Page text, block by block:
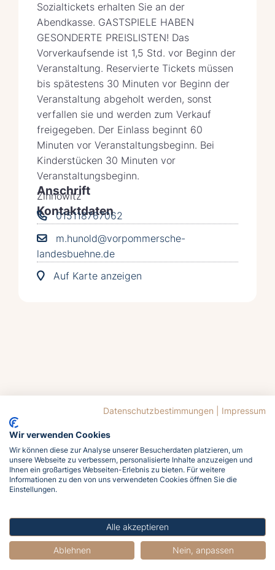
Sozialtickets erhalten Sie an der
Abendkasse. GASTSPIELE HABEN
GESONDERTE PREISLISTEN! Das
Vorverkaufsende ist 1,5 Std. vor Beginn der
Veranstaltung. Reservierte Tickets müssen
bis spätestens 30 Minuten vor Beginn der
Veranstaltung abgeholt werden, sonst
verfallen sie und werden zum Verkauf
freigegeben. Der Einlass beginnt 60
Minuten vor Veranstaltungsbeginn. Bei
Kinderstücken 30 Minuten vor
Veranstaltungsbeginn.
Anschrift
Zinnowitz
Kontaktdaten
015118767062
m.hunold@vorpommersche-
landesbuehne.de
Auf Karte anzeigen
Jetzt
buchen
Meldet euch jetzt an und holt euch das
Meergefühl nach Hause!
Datenschutzbestimmungen Impressum
Wir verwenden Cookies
Wir können diese zur Analyse unserer Besucherdaten platzieren, um
unsere Webseite zu verbessern, personalisierte Inhalte anzuzeigen und
Ihnen ein großartiges Webseiten-Erlebnis zu bieten. Für weitere
Informationen zu den von uns verwendeten Cookies öffnen Sie die
Einstellungen.
Alle akzeptieren
Ablehnen Nein, anpassen